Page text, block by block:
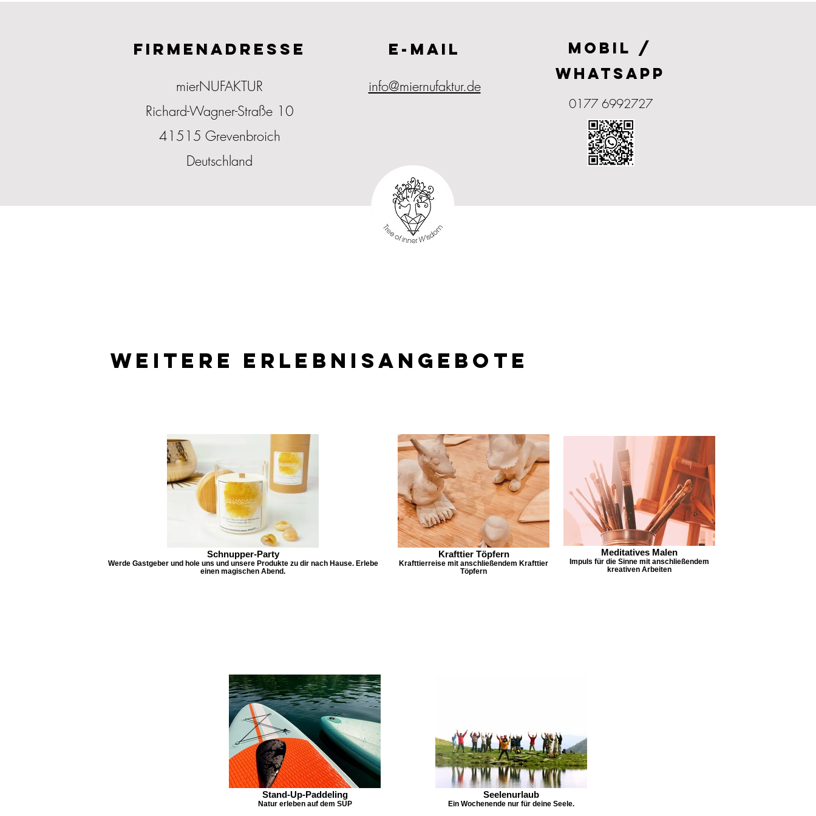
FIRMENADRESSE
mierNUFAKTUR
Richard-Wagner-Straße 10
41515 Grevenbroich
Deutschland
E-MAIL
info@miernufaktur.de
MOBIL /
WHATSAPP
0177 6992727
Weitere E rlebnisangebote
Schnupper-Party
Werde Gastgeber und hole uns und unsere Produkte zu dir nach Hause. Erlebe
einen magischen Abend.
Krafttier Töpfern
Krafttierreise mit anschließendem Krafttier
Töpfern
Meditatives Malen
Impuls für die Sinne mit anschließendem
kreativen Arbeiten
Stand-Up-Paddeling
Natur erleben auf dem SUP
Seelenurlaub
Ein Wochenende nur für deine Seele.